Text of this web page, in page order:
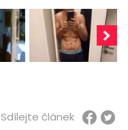
Sdílejte článek